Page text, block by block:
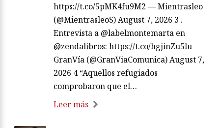
https://t.co/5pMK4fu9M2 — Mientrasleo
(@MientrasleoS) August 7, 2026 3 .
Entrevista a @labelmontemarta en
@zendalibros: https://t.co/hgjinZu5lu —
GranVía (@GranViaComunica) August 7,
2026 4 “Aquellos refugiados
comprobaron que el…
Leer más